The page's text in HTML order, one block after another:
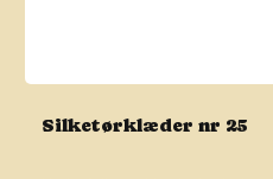
Silketørklæder nr 25